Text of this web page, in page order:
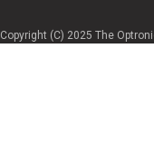
Copyright (C) 2025 The